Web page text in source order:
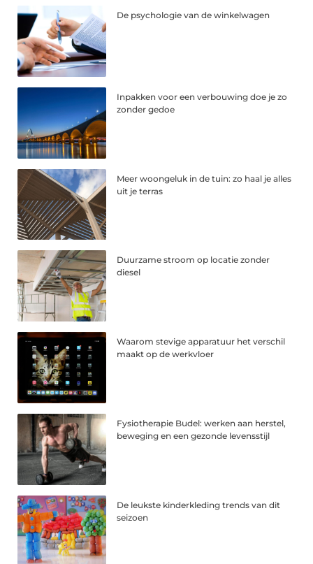
De psychologie van de winkelwagen
Inpakken voor een verbouwing doe je zo
zonder gedoe
Meer woongeluk in de tuin: zo haal je alles
uit je terras
Duurzame stroom op locatie zonder
diesel
Waarom stevige apparatuur het verschil
maakt op de werkvloer
Fysiotherapie Budel: werken aan herstel,
beweging en een gezonde levensstijl
De leukste kinderkleding trends van dit
seizoen